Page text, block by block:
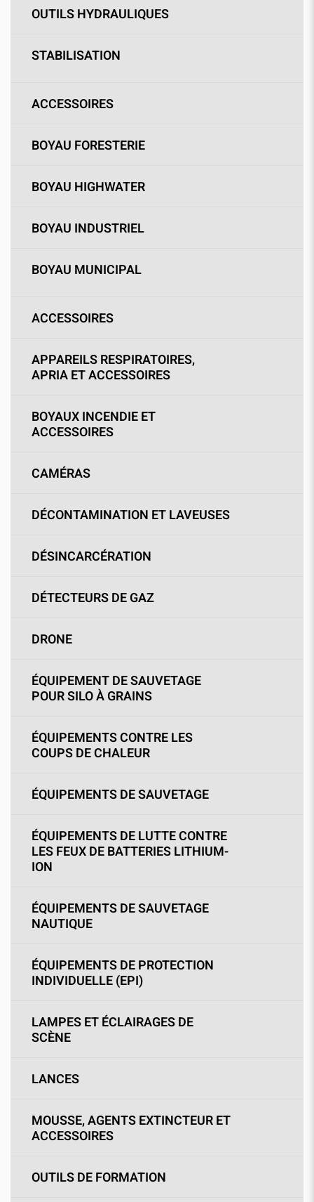
OUTILS HYDRAULIQUES
STABILISATION
ACCESSOIRES
BOYAU FORESTERIE
BOYAU HIGHWATER
BOYAU INDUSTRIEL
BOYAU MUNICIPAL
ACCESSOIRES
APPAREILS RESPIRATOIRES,
APRIA ET ACCESSOIRES
BOYAUX INCENDIE ET
ACCESSOIRES
CAMÉRAS
DÉCONTAMINATION ET LAVEUSES
DÉSINCARCÉRATION
DÉTECTEURS DE GAZ
DRONE
ÉQUIPEMENT DE SAUVETAGE
POUR SILO À GRAINS
ÉQUIPEMENTS CONTRE LES
COUPS DE CHALEUR
ÉQUIPEMENTS DE SAUVETAGE
ÉQUIPEMENTS DE LUTTE CONTRE
LES FEUX DE BATTERIES LITHIUM-
ION
ÉQUIPEMENTS DE SAUVETAGE
NAUTIQUE
ÉQUIPEMENTS DE PROTECTION
INDIVIDUELLE (EPI)
LAMPES ET ÉCLAIRAGES DE
SCÈNE
LANCES
MOUSSE, AGENTS EXTINCTEUR ET
ACCESSOIRES
OUTILS DE FORMATION